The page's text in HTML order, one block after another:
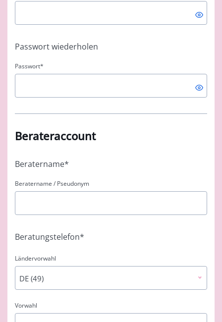
Passwort wiederholen
Passwort*
Berateraccount
Beratername*
Beratername / Pseudonym
Beratungstelefon*
Ländervorwahl
DE (49)
Vorwahl